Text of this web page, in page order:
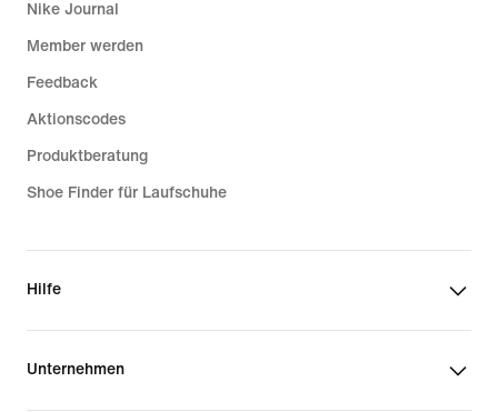
Nike Journal
Member werden
Feedback
Aktionscodes
Produktberatung
Shoe Finder für Laufschuhe
Hilfe
Unternehmen